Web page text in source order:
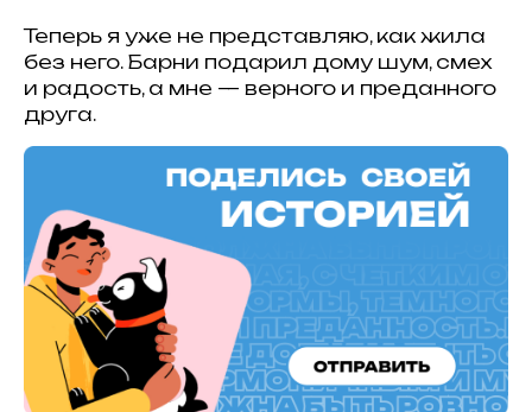
Теперь я уже не представляю, как жила
без него. Барни подарил дому шум, смех
и радость, а мне — верного и преданного
друга.